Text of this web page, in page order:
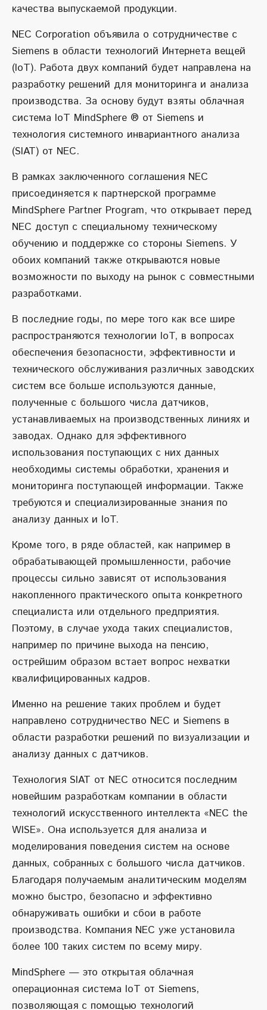
качества выпускаемой продукции.
NEC Corporation объявила о сотрудничестве с
Siemens в области технологий Интернета вещей
(IoT). Работа двух компаний будет направлена на
разработку решений для мониторинга и анализа
производства. За основу будут взяты облачная
система IoT MindSphere ® от Siemens и
технология системного инвариантного анализа
(SIAT) от NEC.
В рамках заключенного соглашения NEC
присоединяется к партнерской программе
MindSphere Partner Program, что открывает перед
NEC доступ с специальному техническому
обучению и поддержке со стороны Siemens. У
обоих компаний также открываются новые
возможности по выходу на рынок с совместными
разработками.
В последние годы, по мере того как все шире
распространяются технологии IoT, в вопросах
обеспечения безопасности, эффективности и
технического обслуживания различных заводских
систем все больше используются данные,
полученные с большого числа датчиков,
устанавливаемых на производственных линиях и
заводах. Однако для эффективного
использования поступающих с них данных
необходимы системы обработки, хранения и
мониторинга поступающей информации. Также
требуются и специализированные знания по
анализу данных и IoT.
Кроме того, в ряде областей, как например в
обрабатывающей промышленности, рабочие
процессы сильно зависят от использования
накопленного практического опыта конкретного
специалиста или отдельного предприятия.
Поэтому, в случае ухода таких специалистов,
например по причине выхода на пенсию,
острейшим образом встает вопрос нехватки
квалифицированных кадров.
Именно на решение таких проблем и будет
направлено сотрудничество NEC и Siemens в
области разработки решений по визуализации и
анализу данных с датчиков.
Технология SIAT от NEC относится последним
новейшим разработкам компании в области
технологий искусственного интеллекта «NEC the
WISE». Она используется для анализа и
моделирования поведения систем на основе
данных, собранных с большого числа датчиков.
Благодаря получаемым аналитическим моделям
можно быстро, безопасно и эффективно
обнаруживать ошибки и сбои в работе
производства. Компания NEC уже установила
более 100 таких систем по всему миру.
MindSphere — это открытая облачная
операционная система IoT от Siemens,
позволяющая с помощью технологий